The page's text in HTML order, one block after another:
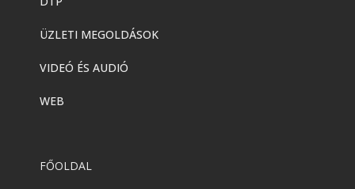
ÜZLETI MEGOLDÁSOK
VIDEÓ ÉS AUDIÓ
WEB
FŐOLDAL